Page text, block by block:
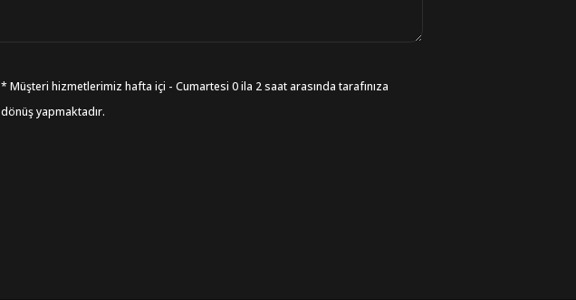
* Müşteri hizmetlerimiz hafta içi - Cumartesi 0 ila 2 saat arasında tarafınıza
dönüş yapmaktadır.